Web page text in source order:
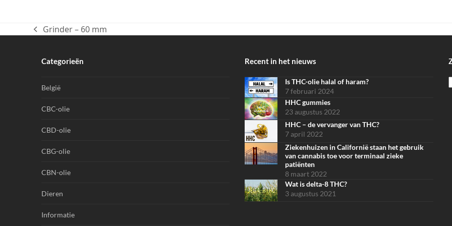
previous
Grinder – 60 mm
Categorieën
België
CBC-olie
CBD-olie
CBG-olie
CBN-olie
Dieren
Informatie
Recent in het nieuws
Is THC-olie halal of haram?
7 februari 2024
HHC gummies
23 augustus 2022
HHC – de vervanger van THC?
7 april 2022
Ziekenhuizen in Californië staan het gebruik
van cannabis toe voor terminaal zieke
patiënten
8 maart 2022
Wat is delta-8 THC?
3 augustus 2021